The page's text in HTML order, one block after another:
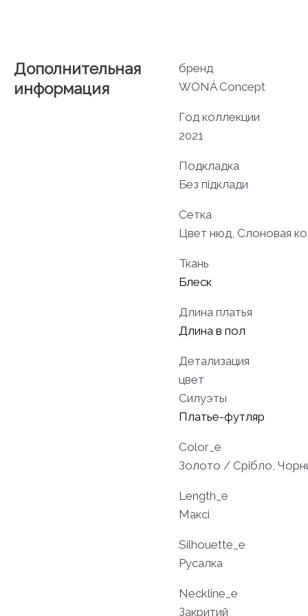
Дополнительная
информация
бренд
WONÁ Concept
Год коллекции
2021
Подкладка
Без підклади
Сетка
Цвет нюд, Слоновая
Ткань
Блеск
Длина платья
Длина в пол
Детализация
цвет
Силуэты
Платье-футляр
Color_e
Золото / Срібло,
Length_e
Максі
Silhouette_e
Русалка
Neckline_e
Закритий